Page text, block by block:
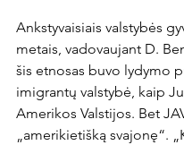
Ankstyvaisiais valstybės
metais, vadovaujant D.
šis etnosas buvo lydymo
imigrantų valstybė, kaip
Amerikos Valstijos. Bet
„amerikietišką svajonę“.